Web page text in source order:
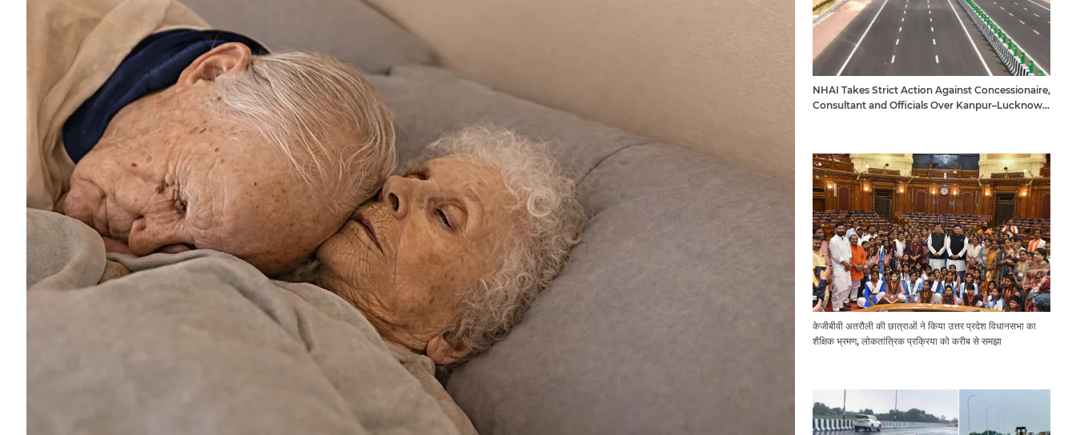
NHAI Takes Strict Action Against Concessionaire,
Consultant and Officials Over Kanpur–Lucknow
केजीबीवी अतरौली की छात्राओं ने किया उत्तर प्रदेश विधानसभा का
शैक्षिक भ्रमण, लोकतांत्रिक प्रक्रिया को करीब से समझा